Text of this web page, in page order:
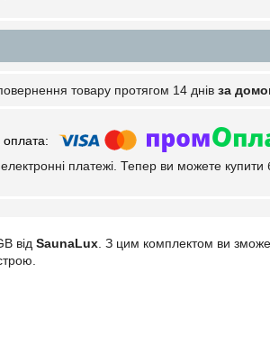
товару протягом 14 днів за
електронні платежі. Тепер ви можете
від SaunaLux . З цим комплектом ви